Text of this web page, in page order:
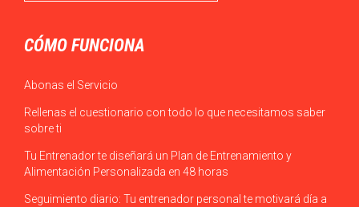
CÓMO FUNCIONA
Abonas el Servicio
Rellenas el cuestionario con todo lo que necesitamos saber
sobre ti
Tu Entrenador te diseñará un Plan de Entrenamiento y
Alimentación Personalizada en 48 horas
Seguimiento diario: Tu entrenador personal te motivará día a